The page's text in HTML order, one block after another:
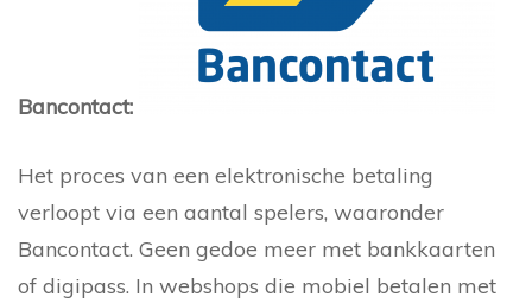
Bancontact:
Het proces van een elektronische betaling
verloopt via een aantal spelers, waaronder
Bancontact. Geen gedoe meer met bankkaarten
of digipass. In webshops die mobiel betalen met